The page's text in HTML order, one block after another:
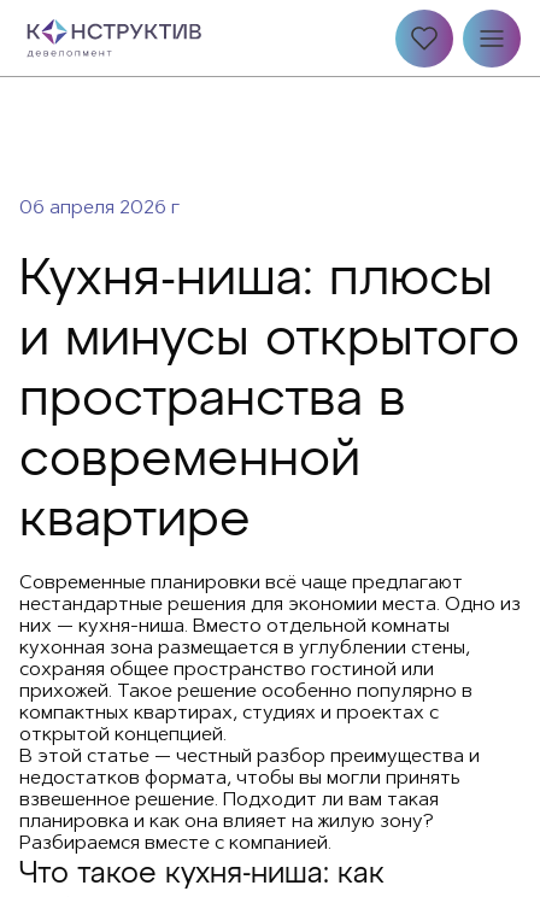
06 апреля 2026 г
Кухня-ниша: плюсы
и минусы открытого
пространства в
современной
квартире
Современные планировки всё чаще предлагают
нестандартные решения для экономии места. Одно из
них — кухня-ниша. Вместо отдельной комнаты
кухонная зона размещается в углублении стены,
сохраняя общее пространство гостиной или
прихожей. Такое решение особенно популярно в
компактных квартирах, студиях и проектах с
открытой концепцией.
В этой статье — честный разбор преимущества и
недостатков формата, чтобы вы могли принять
взвешенное решение. Подходит ли вам такая
планировка и как она влияет на жилую зону?
Разбираемся вместе с компанией.
Что такое кухня-ниша: как